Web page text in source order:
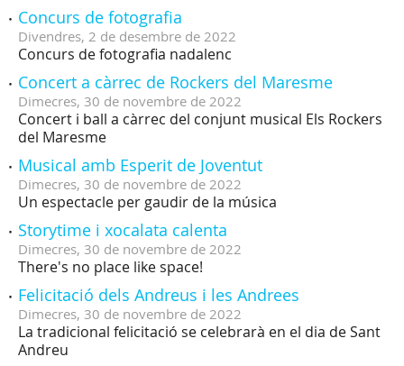
Concurs de fotografia
Divendres, 2 de desembre de 2022
Concurs de fotografia nadalenc
Concert a càrrec de Rockers del Maresme
Dimecres, 30 de novembre de 2022
Concert i ball a càrrec del conjunt musical Els Rockers
del Maresme
Musical amb Esperit de Joventut
Dimecres, 30 de novembre de 2022
Un espectacle per gaudir de la música
Storytime i xocalata calenta
Dimecres, 30 de novembre de 2022
There's no place like space!
Felicitació dels Andreus i les Andrees
Dimecres, 30 de novembre de 2022
La tradicional felicitació se celebrarà en el dia de Sant
Andreu